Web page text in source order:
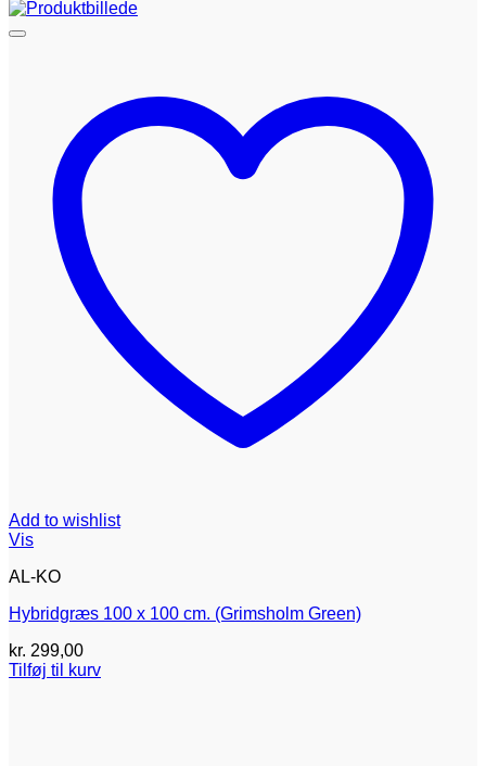
Add to wishlist
Vis
AL-KO
Hybridgræs 100 x 100 cm. (Grimsholm Green)
kr. 299,00
Tilføj til kurv